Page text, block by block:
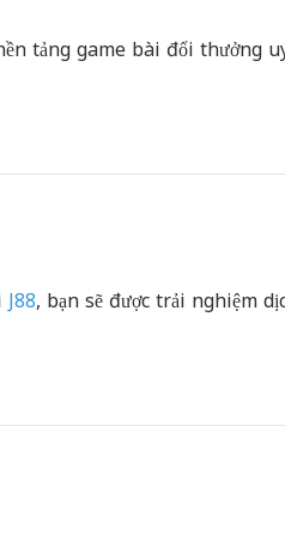
tảng game bài đổi thưởng
J88, bạn sẽ được trải nghiệm